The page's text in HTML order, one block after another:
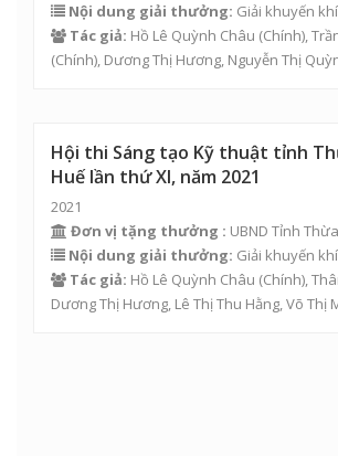
Nội dung giải thưởng: Giải khuyến
Tác giả: Hồ Lê Quỳnh Châu (Chính),
(Chính), Dương Thị Hương, Nguyễn Thị
Hội thi Sáng tạo Kỹ thuật tỉnh
Huế lần thứ XI, năm 2021
2021
Đơn vị tặng thưởng : UBND Tỉnh
Nội dung giải thưởng: Giải khuyến
Tác giả: Hồ Lê Quỳnh Châu (Chính),
Dương Thị Hương, Lê Thị Thu Hằng,Võ Thị